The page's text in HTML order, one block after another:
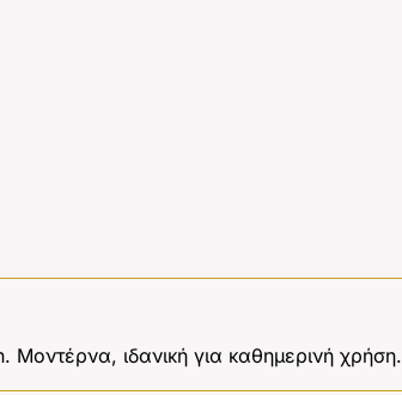
Μοντέρνα, ιδανική για καθημερινή χρήση.